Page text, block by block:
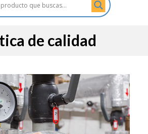
de calidad